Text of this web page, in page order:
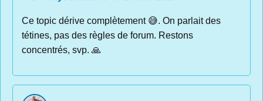
Ce topic dérive complètement 😅. On parlait des
tétines, pas des règles de forum. Restons
concentrés, svp. 🙏